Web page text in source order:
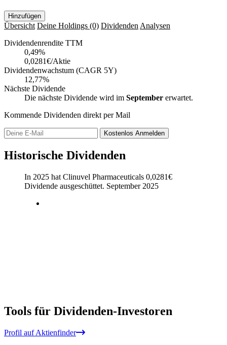
Hinzufügen
Übersicht Deine Holdings (0) Dividenden Analysen
Dividendenrendite TTM
0,49%
0,0281€/Aktie
Dividendenwachstum (CAGR 5Y)
12,77%
Nächste Dividende
Die nächste Dividende wird im September erwartet.
Kommende Dividenden direkt per Mail
Kostenlos Anmelden
Historische Dividenden
In 2025 hat Clinuvel Pharmaceuticals 0,0281€
Dividende ausgeschüttet. September 2025
Tools für Dividenden-Investoren
Profil auf Aktienfinder